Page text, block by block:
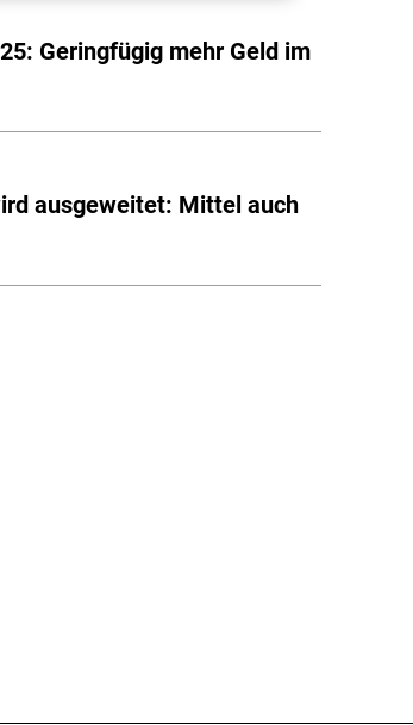
Geringfügig mehr Geld im
ausgeweitet: Mittel auch